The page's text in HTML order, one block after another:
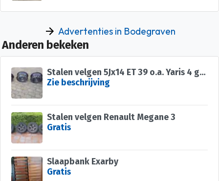
Advertenties in Bodegraven
Anderen bekeken
Stalen velgen 5Jx14 ET 39 o.a. Yaris 4 gats 14 inch 5J x 14
Zie beschrijving
Stalen velgen Renault Megane 3
Gratis
Slaapbank Exarby
Gratis